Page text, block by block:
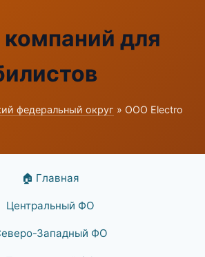
компаний для
федеральный округ » ООО Electro
🏠 Главная
Центральный ФО
Западный ФО